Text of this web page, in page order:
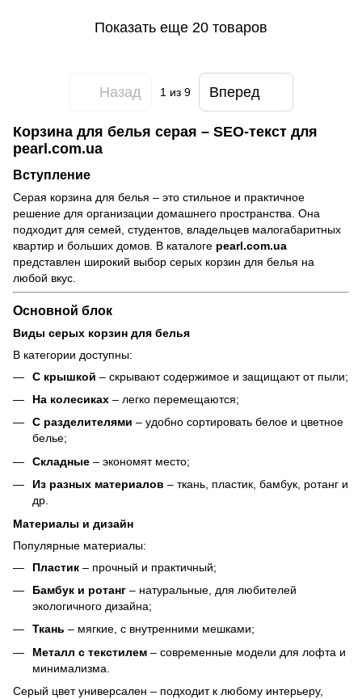
Показать еще 20 товаров
Назад 1 из 9 Вперед
Корзина для белья серая – SEO-текст для
pearl.com.ua
Вступление
Серая корзина для белья – это стильное и практичное
решение для организации домашнего пространства. Она
подходит для семей, студентов, владельцев малогабаритных
квартир и больших домов. В каталоге pearl.com.ua
представлен широкий выбор серых корзин для белья на
любой вкус.
Основной блок
Виды серых корзин для белья
В категории доступны:
С крышкой – скрывают содержимое и защищают от пыли;
На колесиках – легко перемещаются;
С разделителями – удобно сортировать белое и цветное
белье;
Складные – экономят место;
Из разных материалов – ткань, пластик, бамбук, ротанг и
др.
Материалы и дизайн
Популярные материалы:
Пластик – прочный и практичный;
Бамбук и ротанг – натуральные, для любителей
экологичного дизайна;
Ткань – мягкие, с внутренними мешками;
Металл с текстилем – современные модели для лофта и
минимализма.
Серый цвет универсален – подходит к любому интерьеру,